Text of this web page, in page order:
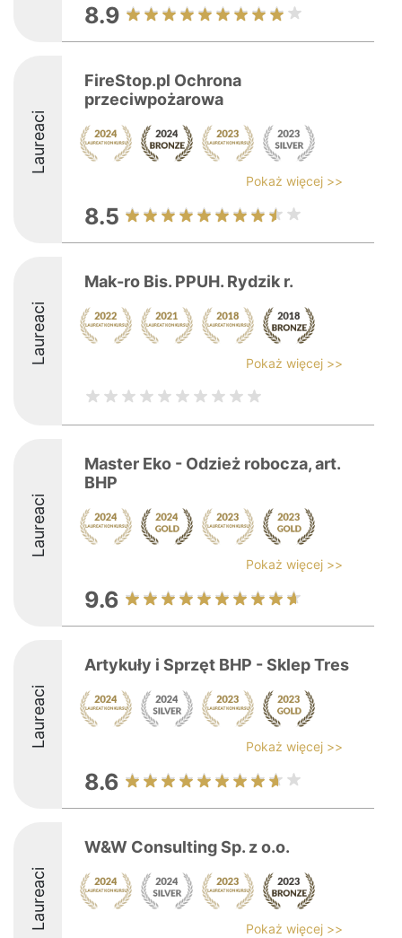
8.9
Laureaci
FireStop.pl Ochrona
przeciwpożarowa
Pokaż więcej >>
8.5
Laureaci
Mak-ro Bis. PPUH. Rydzik r.
Pokaż więcej >>
Laureaci
Master Eko - Odzież robocza, art.
BHP
Pokaż więcej >>
9.6
Laureaci
Artykuły i Sprzęt BHP - Sklep Tres
Pokaż więcej >>
8.6
Laureaci
W&W Consulting Sp. z o.o.
Pokaż więcej >>